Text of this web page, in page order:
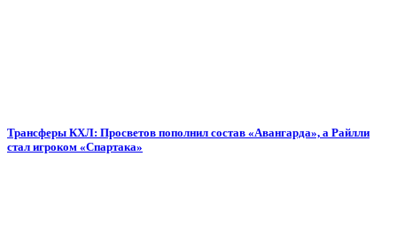
Трансферы КХЛ: Просветов пополнил состав «Авангарда», а Райлли
стал игроком «Спартака»